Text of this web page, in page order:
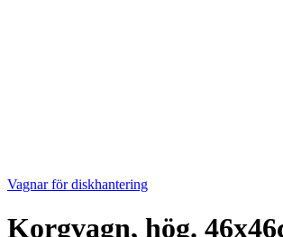
Vagnar för diskhantering
Korgvagn, hög.